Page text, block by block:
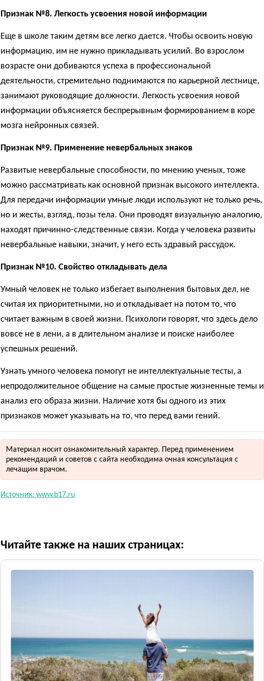
Признак №8. Легкость усвоения новой информации
Еще в школе таким детям все легко дается. Чтобы освоить новую
информацию, им не нужно прикладывать усилий. Во взрослом
возрасте они добиваются успеха в профессиональной
деятельности, стремительно поднимаются по карьерной лестнице,
занимают руководящие должности. Легкость усвоения новой
информации объясняется беспрерывным формированием в коре
мозга нейронных связей.
Признак №9. Применение невербальных знаков
Развитые невербальные способности, по мнению ученых, тоже
можно рассматривать как основной признак высокого интеллекта.
Для передачи информации умные люди используют не только речь,
но и жесты, взгляд, позы тела. Они проводят визуальную аналогию,
находят причинно-следственные связи. Когда у человека развиты
невербальные навыки, значит, у него есть здравый рассудок.
Признак №10. Свойство откладывать дела
Умный человек не только избегает выполнения бытовых дел, не
считая их приоритетными, но и откладывает на потом то, что
считает важным в своей жизни. Психологи говорят, что здесь дело
вовсе не в лени, а в длительном анализе и поиске наиболее
успешных решений.
Узнать умного человека помогут не интеллектуальные тесты, а
непродолжительное общение на самые простые жизненные темы и
анализ его образа жизни. Наличие хотя бы одного из этих
признаков может указывать на то, что перед вами гений.
Материал носит ознакомительный характер. Перед применением
рекомендаций и советов с сайта необходима очная консультация с
лечащим врачом.
Источник: www.b17.ru
Читайте также на наших страницах: